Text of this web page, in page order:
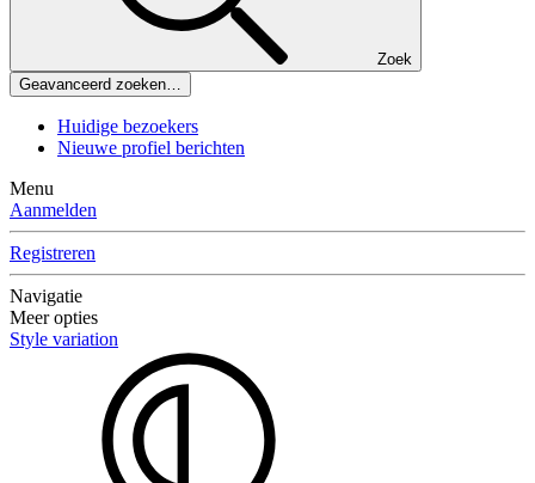
Zoek
Geavanceerd zoeken…
Huidige bezoekers
Nieuwe profiel berichten
Menu
Aanmelden
Registreren
Navigatie
Meer opties
Style variation